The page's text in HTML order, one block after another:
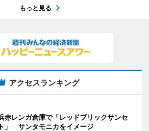
もっと見る
アクセスランキング
赤レンガ倉庫で「レッドブリックサンセ
」 サンタモニカをイメージ